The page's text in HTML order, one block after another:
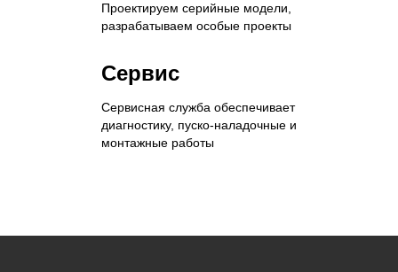
Проектируем серийные модели,
разрабатываем особые проекты
Сервис
Сервисная служба обеспечивает
диагностику, пуско-наладочные и
монтажные работы